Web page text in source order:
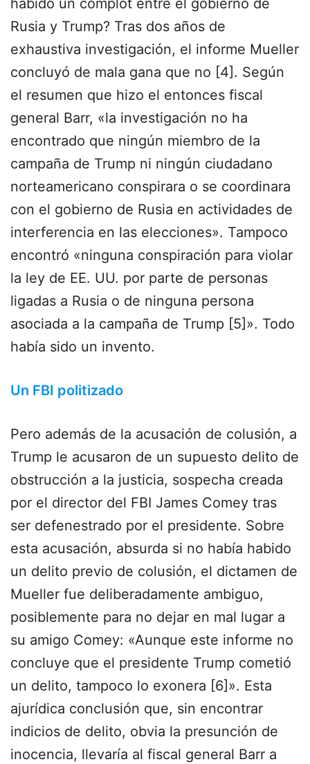
habido un complot entre el gobierno de
Rusia y Trump? Tras dos años de
exhaustiva investigación, el informe Mueller
concluyó de mala gana que no [4]. Según
el resumen que hizo el entonces fiscal
general Barr, «la investigación no ha
encontrado que ningún miembro de la
campaña de Trump ni ningún ciudadano
norteamericano conspirara o se coordinara
con el gobierno de Rusia en actividades de
interferencia en las elecciones». Tampoco
encontró «ninguna conspiración para violar
la ley de EE. UU. por parte de personas
ligadas a Rusia o de ninguna persona
asociada a la campaña de Trump [5]». Todo
había sido un invento.
Un FBI politizado
Pero además de la acusación de colusión, a
Trump le acusaron de un supuesto delito de
obstrucción a la justicia, sospecha creada
por el director del FBI James Comey tras
ser defenestrado por el presidente. Sobre
esta acusación, absurda si no había habido
un delito previo de colusión, el dictamen de
Mueller fue deliberadamente ambiguo,
posiblemente para no dejar en mal lugar a
su amigo Comey: «Aunque este informe no
concluye que el presidente Trump cometió
un delito, tampoco lo exonera [6]». Esta
ajurídica conclusión que, sin encontrar
indicios de delito, obvia la presunción de
inocencia, llevaría al fiscal general Barr a